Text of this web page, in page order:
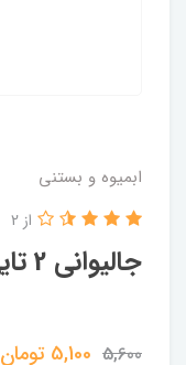
ابمیوه و بستنی
جالیوانی 2 تایی چاپ عمومی
از 2
5,600
5,100 تومان